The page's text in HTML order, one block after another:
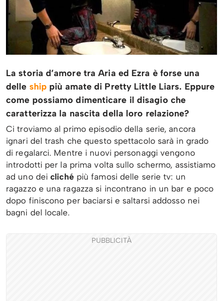
La storia d’amore tra Aria ed Ezra è forse una
delle ship più amate di Pretty Little Liars. Eppure
come possiamo dimenticare il disagio che
caratterizza la nascita della loro relazione?
Ci troviamo al primo episodio della serie, ancora
ignari del trash che questo spettacolo sarà in grado
di regalarci. Mentre i nuovi personaggi vengono
introdotti per la prima volta sullo schermo, assistiamo
ad uno dei cliché più famosi delle serie tv: un
ragazzo e una ragazza si incontrano in un bar e poco
dopo finiscono per baciarsi e saltarsi addosso nei
bagni del locale.
PUBBLICITÀ